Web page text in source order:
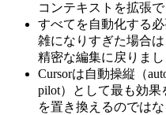
コンテキストを拡張で
すべてを自動化する
雑になりすぎた場合
精密な編集に戻りまし
Cursorは自動操縦（
pilot）として最も効
を置き換えるのでは